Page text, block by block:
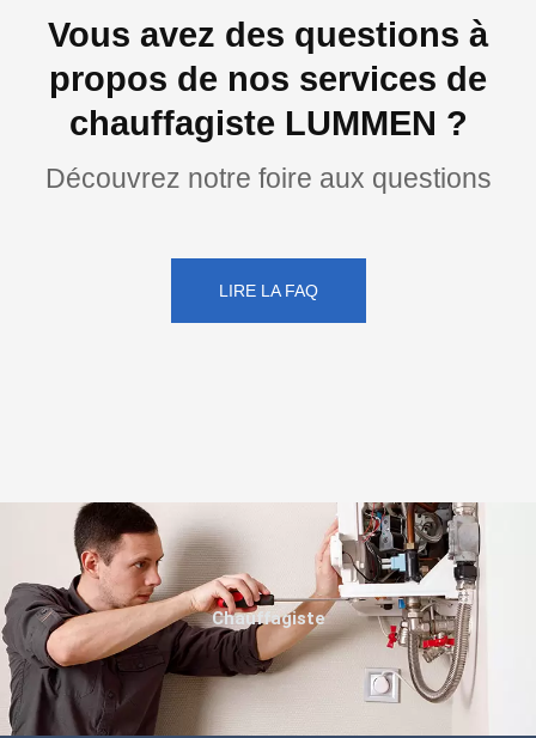
Vous avez des questions à
propos de nos services de
chauffagiste LUMMEN ?
Découvrez notre foire aux questions
LIRE LA FAQ
Chauffagiste